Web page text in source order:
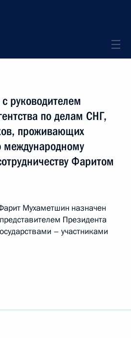
руководителем
по делам СНГ,
проживающих
международному
Фаритом
Мухаметшин назначен
Президента
– участниками